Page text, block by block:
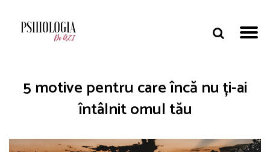
5 motive pentru care încă nu ți-ai
întâlnit omul tău